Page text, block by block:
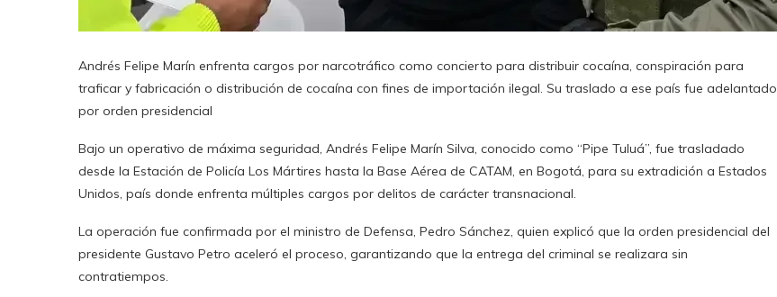
Andrés Felipe Marín enfrenta cargos por narcotráfico como concierto para distribuir cocaína, conspiración para
traficar y fabricación o distribución de cocaína con fines de importación ilegal. Su traslado a ese país fue adelantado
por orden presidencial
Bajo un operativo de máxima seguridad, Andrés Felipe Marín Silva, conocido como “Pipe Tuluá”, fue trasladado
desde la Estación de Policía Los Mártires hasta la Base Aérea de CATAM, en Bogotá, para su extradición a Estados
Unidos, país donde enfrenta múltiples cargos por delitos de carácter transnacional.
La operación fue confirmada por el ministro de Defensa, Pedro Sánchez, quien explicó que la orden presidencial del
presidente Gustavo Petro aceleró el proceso, garantizando que la entrega del criminal se realizara sin
contratiempos.